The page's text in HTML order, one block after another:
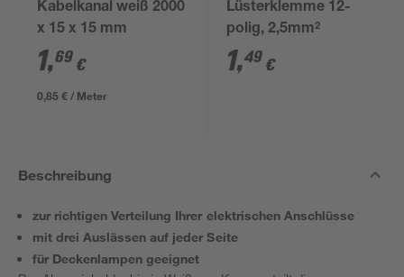
Kabelkanal weiß 2000
x 15 x 15 mm
1,69 €
0,85 € / Meter
Lüsterklemme 12-
polig, 2,5mm²
1,49 €
Beschreibung
zur richtigen Verteilung Ihrer elektrischen Anschlüsse
mit drei Auslässen auf jeder Seite
für Deckenlampen geeignet